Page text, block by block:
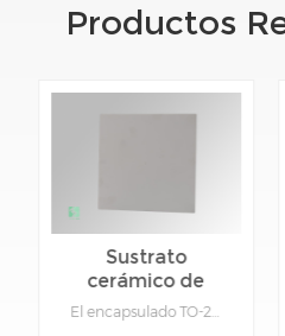
Productos
Sustrato
cerámico de
nitruro de
El encapsulado TO-220 es un "encapsulado de potencia" diseñado para semiconductores de potencia y un ejemplo de diseño de orificio pasante en lugar de tecnología de montaje superficial. Los encapsulados TO-220 pueden montarse en un disipador de calor (cerámica de nitruro de aluminio) para disipar varios vatios de calor residual. En un "disipador de calor infinito", este puede ser de 50 W o más. 1.Material: nitruro de aluminio. 2. Función: aislamiento y disipación de calor cerámico. 3.Tipo:Cerámica. 4.Color:Gris. 5.Se puede personalizar: sí, proporcione dibujos para productos específicos.